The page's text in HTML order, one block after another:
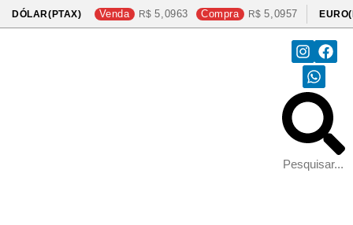
DÓLAR(PTAX) Venda 5,0963 Compra 5,0957